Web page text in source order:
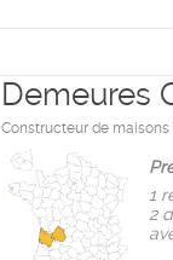
Demeures
Constructeur de
1
2